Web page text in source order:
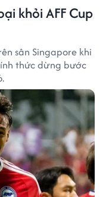
khỏi AFF Cup
sân Singapore khi
thức dừng bước